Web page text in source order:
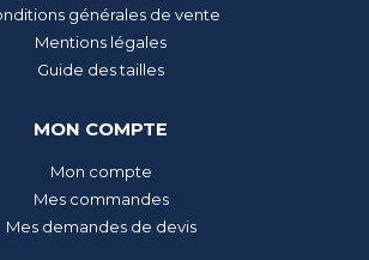
générales de vente
Mentions légales
Guide des tailles
MON COMPTE
Mon compte
Mes commandes
Mes demandes de devis